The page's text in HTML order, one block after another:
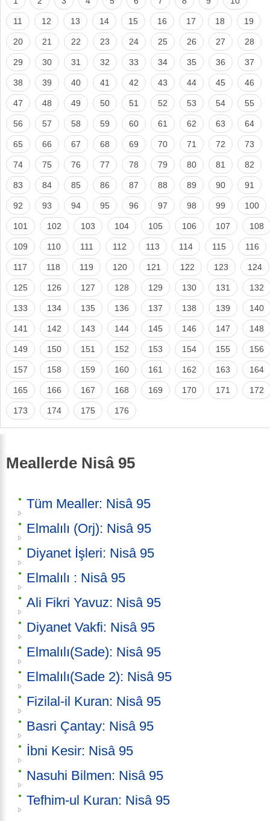
11 12 13 14 15 16 17 18 19
20 21 22 23 24 25 26 27 28
29 30 31 32 33 34 35 36 37
38 39 40 41 42 43 44 45 46
47 48 49 50 51 52 53 54 55
56 57 58 59 60 61 62 63 64
65 66 67 68 69 70 71 72 73
74 75 76 77 78 79 80 81 82
83 84 85 86 87 88 89 90 91
92 93 94 95 96 97 98 99 100
101 102 103 104 105 106 107 108
109 110 111 112 113 114 115 116
117 118 119 120 121 122 123 124
125 126 127 128 129 130 131 132
133 134 135 136 137 138 139 140
141 142 143 144 145 146 147 148
149 150 151 152 153 154 155 156
157 158 159 160 161 162 163 164
165 166 167 168 169 170 171 172
173 174 175 176
Meallerde Nisâ 95
Tüm Mealler: Nisâ 95
Elmalılı (Orj): Nisâ 95
Diyanet İşleri: Nisâ 95
Elmalılı : Nisâ 95
Ali Fikri Yavuz: Nisâ 95
Diyanet Vakfi: Nisâ 95
Elmalılı(Sade): Nisâ 95
Elmalılı(Sade 2): Nisâ 95
Fizilal-il Kuran: Nisâ 95
Basri Çantay: Nisâ 95
İbni Kesir: Nisâ 95
Nasuhi Bilmen: Nisâ 95
Tefhim-ul Kuran: Nisâ 95